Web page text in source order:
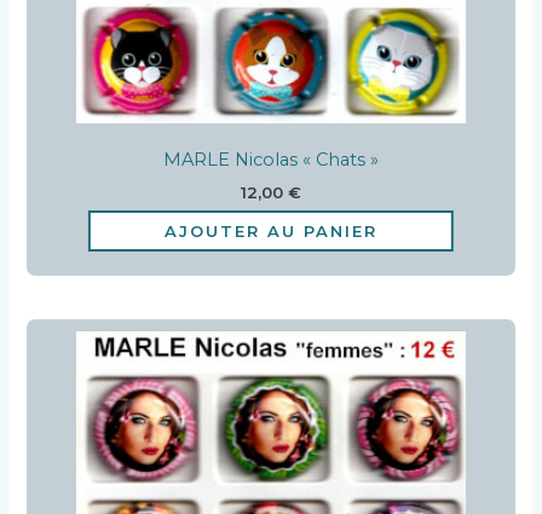
MARLE Nicolas « Chats »
12,00 €
AJOUTER AU PANIER